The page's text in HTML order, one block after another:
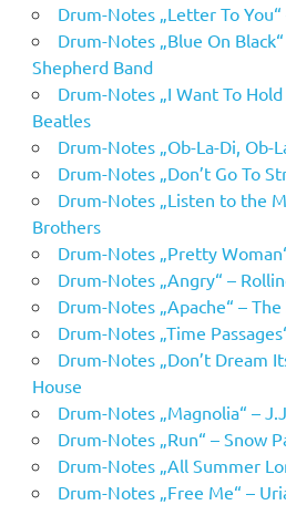
Drum-Notes „Letter To
Drum-Notes „Blue On
Shepherd Band
Drum-Notes „I Want To
Beatles
Drum-Notes „Ob-La-Di, Ob-
Drum-Notes „Don’t Go To
Drum-Notes „Listen to the
Brothers
Drum-Notes „Pretty
Drum-Notes „Angry“ –
Drum-Notes „Apache“ – The
Drum-Notes „Time
Drum-Notes „Don’t Dream
House
Drum-Notes „Magnolia“ –
Drum-Notes „Run“ – Snow
Drum-Notes „All Summer
Drum-Notes „Free Me“ –